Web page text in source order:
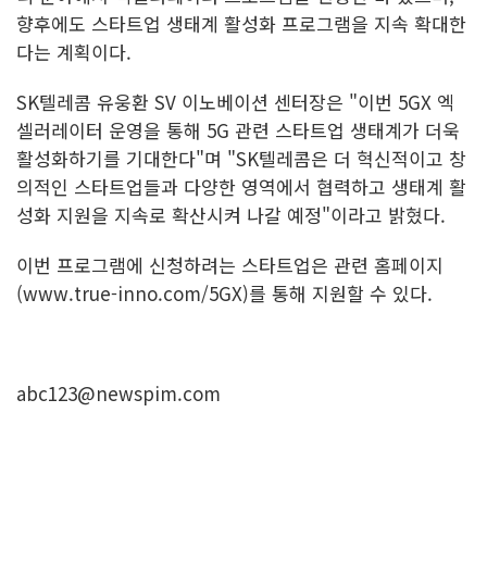
향후에도 스타트업 생태계 활성화 프로그램을 지속 확대한
다는 계획이다.
SK텔레콤 유웅환 SV 이노베이션 센터장은 "이번 5GX 엑
셀러레이터 운영을 통해 5G 관련 스타트업 생태계가 더욱
활성화하기를 기대한다"며 "SK텔레콤은 더 혁신적이고 창
의적인 스타트업들과 다양한 영역에서 협력하고 생태계 활
성화 지원을 지속로 확산시켜 나갈 예정"이라고 밝혔다.
이번 프로그램에 신청하려는 스타트업은 관련 홈페이지
(www.true-inno.com/5GX)를 통해 지원할 수 있다.
abc123@newspim.com